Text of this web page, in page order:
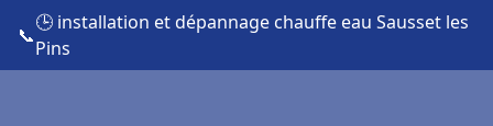
📞
🕒 installation et dépannage chauffe eau Sausset les
Pins